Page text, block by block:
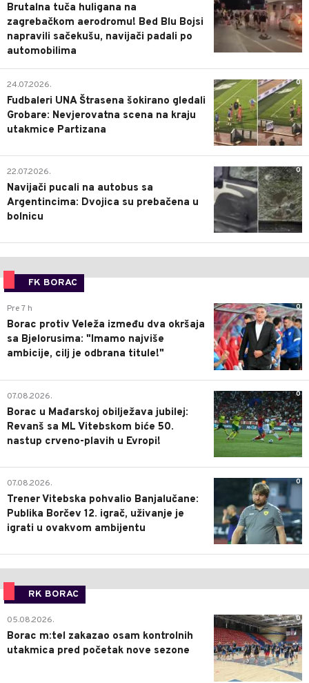
Brutalna tuča huligana na
zagrebačkom aerodromu! Bed Blu Bojsi
napravili sačekušu, navijači padali po
automobilima
0
24.07.2026.
Fudbaleri UNA Štrasena šokirano gledali
Grobare: Nevjerovatna scena na kraju
utakmice Partizana
0
22.07.2026.
Navijači pucali na autobus sa
Argentincima: Dvojica su prebačena u
bolnicu
FK BORAC
0
Pre 7 h
Borac protiv Veleža između dva okršaja
sa Bjelorusima: "Imamo najviše
ambicije, cilj je odbrana titule!"
0
07.08.2026.
Borac u Mađarskoj obilježava jubilej:
Revanš sa ML Vitebskom biće 50.
nastup crveno-plavih u Evropi!
0
07.08.2026.
Trener Vitebska pohvalio Banjalučane:
Publika Borčev 12. igrač, uživanje je
igrati u ovakvom ambijentu
RK BORAC
0
05.08.2026.
Borac m:tel zakazao osam kontrolnih
utakmica pred početak nove sezone